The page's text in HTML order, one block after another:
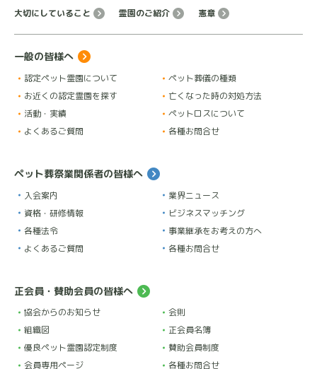
★★
愛犬が亡くなった当日に火葬をお願いしました。お別
れするのが、普通より早いのか大丈夫ですかとご心配
頂きました。また火葬している間、色々と話を聞いて
らなくて、話聞いて頂き感謝しています。愛犬が好き
だった食べ物たくさん持っていったのに全部紙皿に出
してくれて、愛犬もお空の上でお腹一杯かも。愛犬が
Cuu
★★★★ 1 か月前
大切にしていること
霊園のご紹介 憲章
一般の皆様へ
認定ペット霊園について
ペット葬儀の種類
お近くの認定霊園を探す
亡くなった時の対処方法
活動・実績
ペットロスについて
よくあるご質問
各種お問合せ
ペット葬祭業関係者の皆様へ
入会案内
業界ニュース
資格・研修情報
ビジネスマッチング
各種法令
事業継承をお考えの方へ
よくあるご質問
各種お問合せ
正会員・賛助会員の皆様へ
協会からのお知らせ
会則
組織図
正会員名簿
優良ペット霊園認定制度
賛助会員制度
会員専用ページ
各種お問合せ